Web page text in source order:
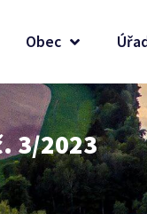
Obec
3/2023